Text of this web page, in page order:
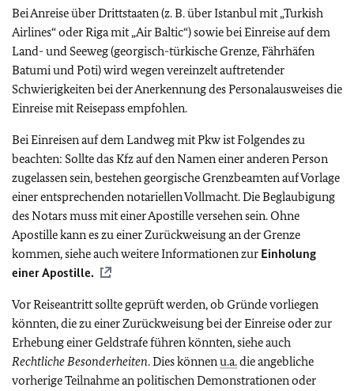
Bei Anreise über Drittstaaten (z. B. über Istanbul mit „Turkish
Airlines“ oder Riga mit „Air Baltic“) sowie bei Einreise auf dem
Land- und Seeweg (georgisch-türkische Grenze, Fährhäfen
Batumi und Poti) wird wegen vereinzelt auftretender
Schwierigkeiten bei der Anerkennung des Personalausweises die
Einreise mit Reisepass empfohlen.
Bei Einreisen auf dem Landweg mit Pkw ist Folgendes zu
beachten: Sollte das Kfz auf den Namen einer anderen Person
zugelassen sein, bestehen georgische Grenzbeamten auf Vorlage
einer entsprechenden notariellen Vollmacht. Die Beglaubigung
des Notars muss mit einer Apostille versehen sein. Ohne
Apostille kann es zu einer Zurückweisung an der Grenze
kommen, siehe auch weitere Informationen zur Einholung
einer Apostille.
Vor Reiseantritt sollte geprüft werden, ob Gründe vorliegen
könnten, die zu einer Zurückweisung bei der Einreise oder zur
Erhebung einer Geldstrafe führen könnten, siehe auch
Rechtliche Besonderheiten. Dies könnenu.a.die angebliche
vorherige Teilnahme an politischen Demonstrationen oder